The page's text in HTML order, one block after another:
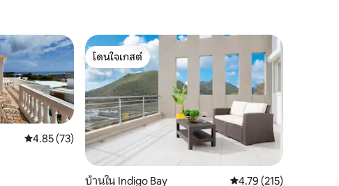
คะแนนเฉลี่ย 4.85 จาก 5, 73 รีวิว
4.85 (73)
โดนใจเกสต์
โดนใจเกสต์
บ้านใน Indigo Bay คะแนนเฉลี่ย 4.79 จาก
4.79 (215)